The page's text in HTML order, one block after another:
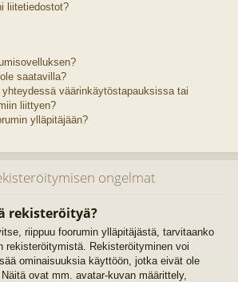
liitetiedostot?
saatavilla?
yhteydessä väärinkäytöstapauksissa tai
liittyen?
ylläpitäjään?
ongelmat
rekisteröityä?
riippuu foorumin ylläpitäjästä, tarvitaanko
rekisteröitymistä. Rekisteröityminen voi
ominaisuuksia käyttöön, jotka eivät ole
ovat mm. avatar-kuvan määrittely,